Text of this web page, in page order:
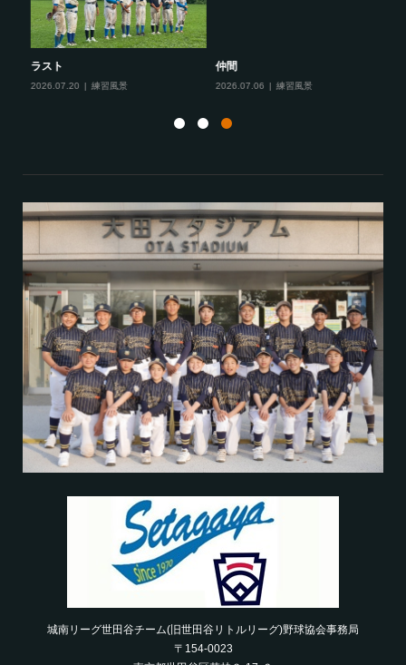
仲間
2026.07.06 練習風景
この雰囲気で
2026.06.22 練習風景
城南リーグ世田谷チーム(旧世田谷リトルリーグ)野球協会事務局
〒154-0023